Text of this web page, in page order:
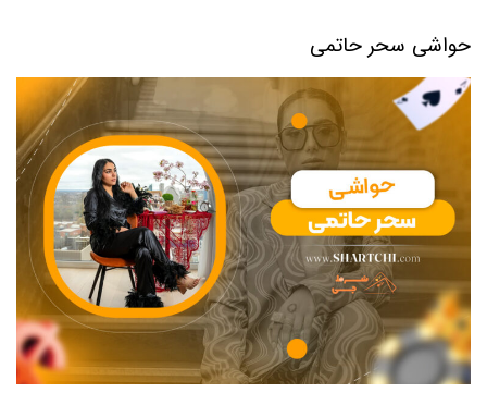
حواشی سحر حاتمی